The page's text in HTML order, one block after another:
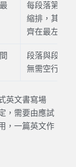
每段落第一
縮排，其他
齊在最左邊
段落與段落
無需空行
英文書寫場
，需要由應試
，一篇英文作